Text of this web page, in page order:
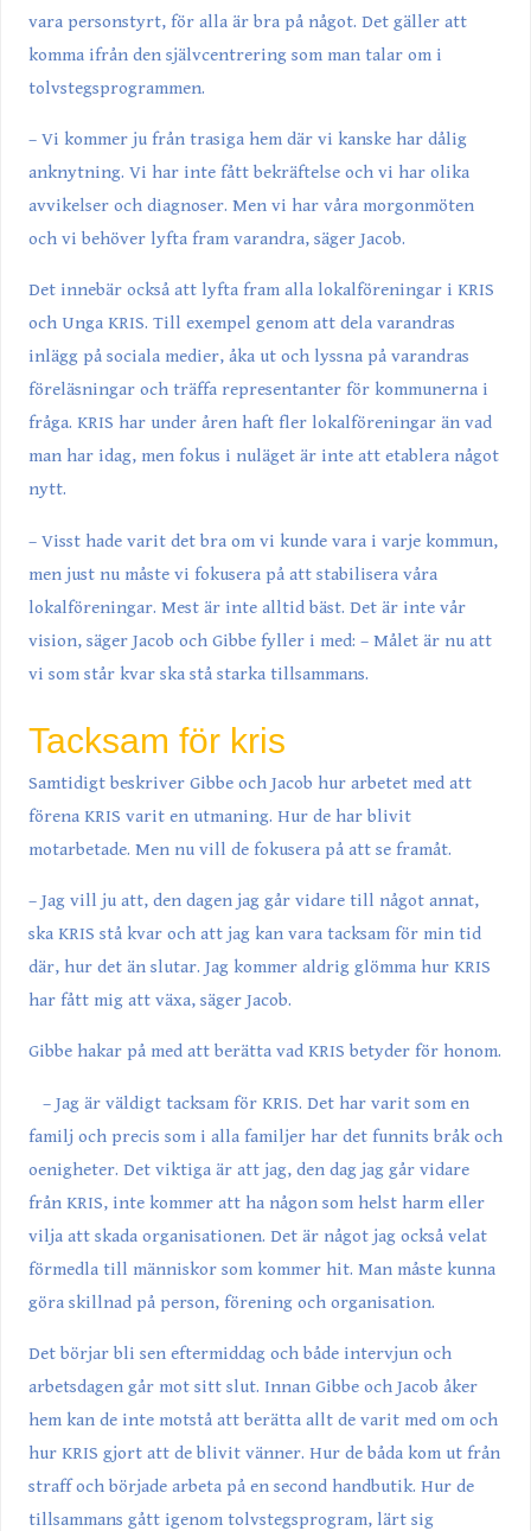
vara personstyrt, för alla är bra på något. Det gäller att
komma ifrån den självcentrering som man talar om i
tolvstegsprogrammen.
– Vi kommer ju från trasiga hem där vi kanske har dålig
anknytning. Vi har inte fått bekräftelse och vi har olika
avvikelser och diagnoser. Men vi har våra morgonmöten
och vi behöver lyfta fram varandra, säger Jacob.
Det innebär också att lyfta fram alla lokalföreningar i KRIS
och Unga KRIS. Till exempel genom att dela varandras
inlägg på sociala medier, åka ut och lyssna på varandras
föreläsningar och träffa representanter för kommunerna i
fråga. KRIS har under åren haft fler lokalföreningar än vad
man har idag, men fokus i nuläget är inte att etablera något
nytt.
– Visst hade varit det bra om vi kunde vara i varje kommun,
men just nu måste vi fokusera på att stabilisera våra
lokalföreningar. Mest är inte alltid bäst. Det är inte vår
vision, säger Jacob och Gibbe fyller i med: – Målet är nu att
vi som står kvar ska stå starka tillsammans.
Tacksam för kris
Samtidigt beskriver Gibbe och Jacob hur arbetet med att
förena KRIS varit en utmaning. Hur de har blivit
motarbetade. Men nu vill de fokusera på att se framåt.
– Jag vill ju att, den dagen jag går vidare till något annat,
ska KRIS stå kvar och att jag kan vara tacksam för min tid
där, hur det än slutar. Jag kommer aldrig glömma hur KRIS
har fått mig att växa, säger Jacob.
Gibbe hakar på med att berätta vad KRIS betyder för honom.
– Jag är väldigt tacksam för KRIS. Det har varit som en
familj och precis som i alla familjer har det funnits bråk och
oenigheter. Det viktiga är att jag, den dag jag går vidare
från KRIS, inte kommer att ha någon som helst harm eller
vilja att skada organisationen. Det är något jag också velat
förmedla till människor som kommer hit. Man måste kunna
göra skillnad på person, förening och organisation.
Det börjar bli sen eftermiddag och både intervjun och
arbetsdagen går mot sitt slut. Innan Gibbe och Jacob åker
hem kan de inte motstå att berätta allt de varit med om och
hur KRIS gjort att de blivit vänner. Hur de båda kom ut från
straff och började arbeta på en second handbutik. Hur de
tillsammans gått igenom tolvstegsprogram, lärt sig